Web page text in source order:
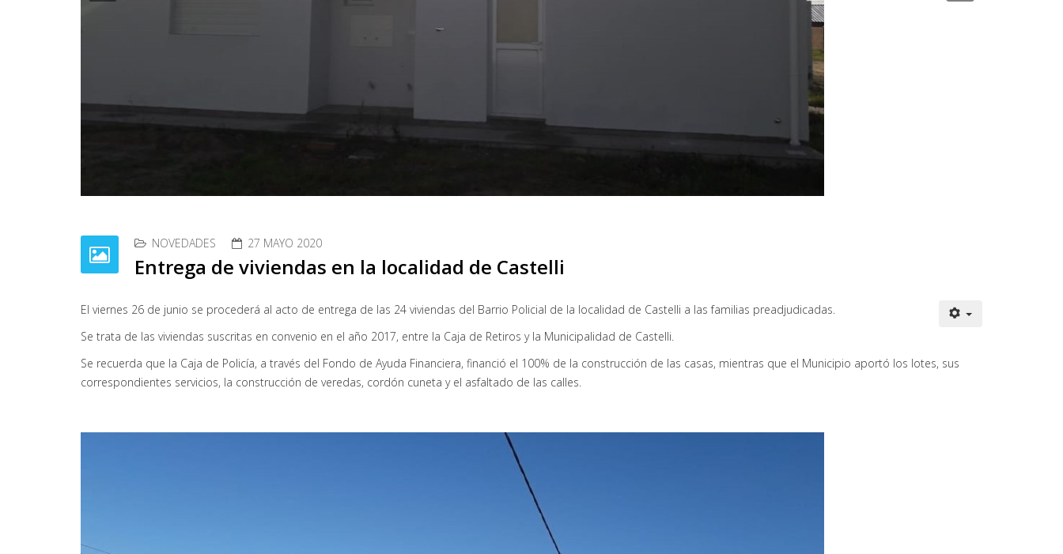
NOVEDADES 27 MAYO 2020
Entrega de viviendas en la localidad de Castelli
El viernes 26 de junio se procederá al acto de entrega de las 24 viviendas del Barrio Policial de la localidad de Castelli a las familias preadjudicadas.
Se trata de las viviendas suscritas en convenio en el año 2017, entre la Caja de Retiros y la Municipalidad de Castelli.
Se recuerda que la Caja de Policía, a través del Fondo de Ayuda Financiera, financió el 100% de la construcción de las casas, mientras que el Municipio aportó los lotes, sus
correspondientes servicios, la construcción de veredas, cordón cuneta y el asfaltado de las calles.
Importante: Certificado Único de Circulación
Por medio de la presente se pone en conocimiento que la totalidad del personal y funcionarios de este Ministerio de Seguridad, incluyendo el régimen policial y